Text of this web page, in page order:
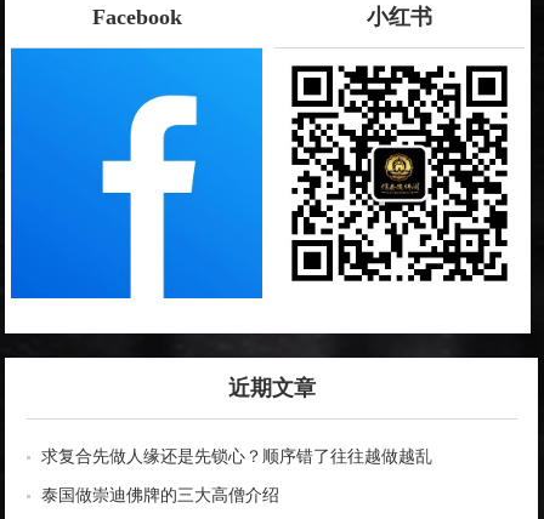
Facebook 小红书
近期文章
求复合先做人缘还是先锁心？顺序错了往往越做越乱
泰国做崇迪佛牌的三大高僧介绍